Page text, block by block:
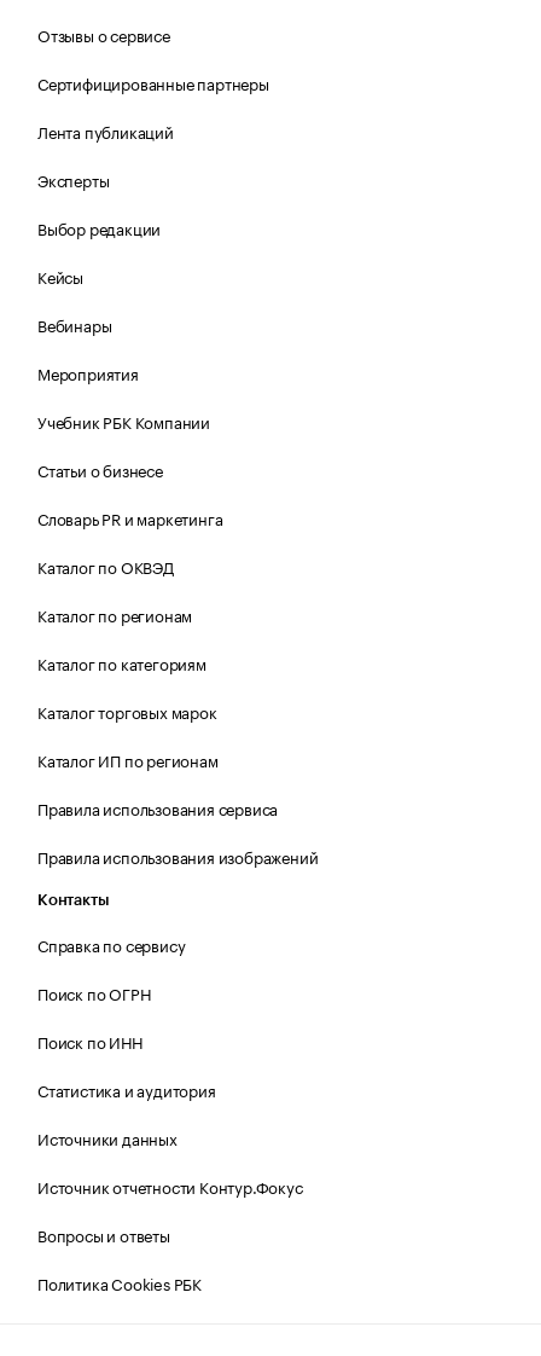
Отзывы о сервисе
Сертифицированные партнеры
Лента публикаций
Эксперты
Выбор редакции
Кейсы
Вебинары
Мероприятия
Учебник РБК Компании
Статьи о бизнесе
Словарь PR и маркетинга
Каталог по ОКВЭД
Каталог по регионам
Каталог по категориям
Каталог торговых марок
Каталог ИП по регионам
Правила использования сервиса
Правила использования изображений
Контакты
Справка по сервису
Поиск по ОГРН
Поиск по ИНН
Статистика и аудитория
Источники данных
Источник отчетности Контур.Фокус
Вопросы и ответы
Политика Cookies РБК